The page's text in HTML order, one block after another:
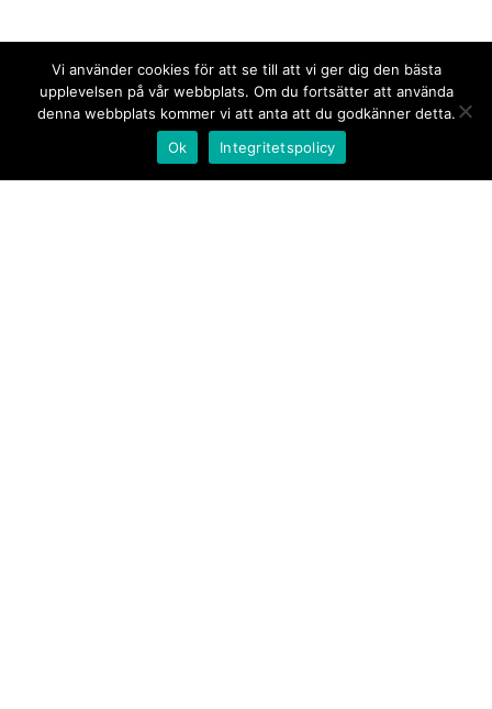
Vi använder cookies för att se till att vi ger dig den bästa
upplevelsen på vår webbplats. Om du fortsätter att använda
denna webbplats kommer vi att anta att du godkänner detta.
Ok
Integritetspolicy